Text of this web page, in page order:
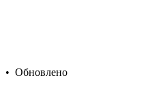
• Обновлено